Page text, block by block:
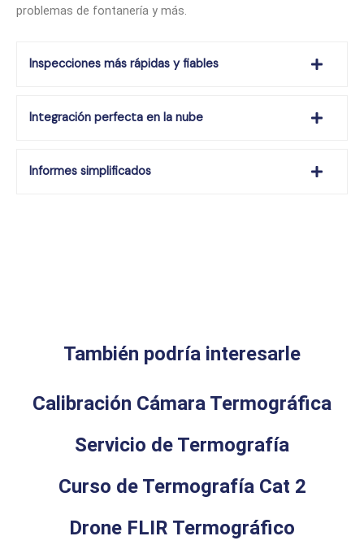
problemas de fontanería y más.
Inspecciones más rápidas y fiables
Integración perfecta en la nube
Informes simplificados
También podría interesarle
Calibración Cámara Termográfica
Servicio de Termografía
Curso de Termografía Cat 2
Drone FLIR Termográfico